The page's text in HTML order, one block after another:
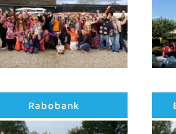
Rabobank